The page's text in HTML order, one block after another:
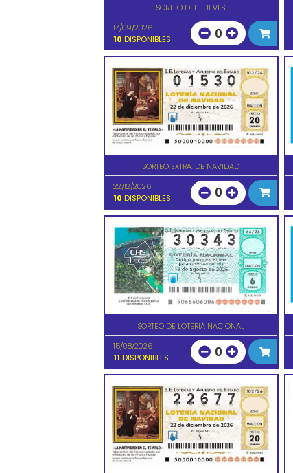
SORTEO DEL JUEVES
17/09/2026
10 DISPONIBLES 0
SORTEO EXTRA. DE NAVIDAD
22/12/2026
10 DISPONIBLES 0
SORTEO DE LOTERIA NACIONAL
15/08/2026
11 DISPONIBLES 0